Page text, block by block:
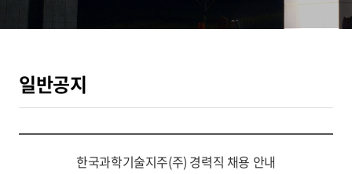
일반공지
한국과학기술지주(주) 경력직 채용 안내